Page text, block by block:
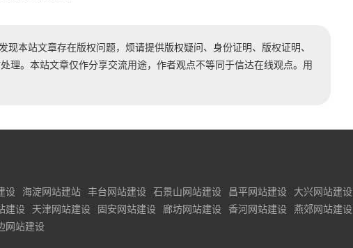
现本站文章存在版权问题，烦请提供版权疑问、身份证明、版权证明、
理。本站文章仅作分享交流用途，作者观点不等同于信达在线观点。用
设 海淀网站建站 丰台网站建设 石景山网站建设 昌平网站建设 大兴网站建设
建设 天津网站建设 固安网站建设 廊坊网站建设 香河网站建设 燕郊网站建设
网站建设